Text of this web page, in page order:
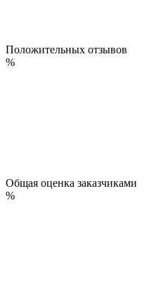
Положительных отзывов
%
Общая оценка заказчиками
%